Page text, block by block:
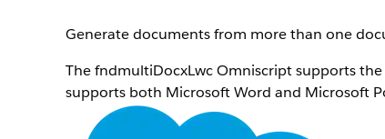
Generate documents from more than one
The fndmultiDocxLwc Omniscript supports
supports both Microsoft Word and Microsoft
business needs.